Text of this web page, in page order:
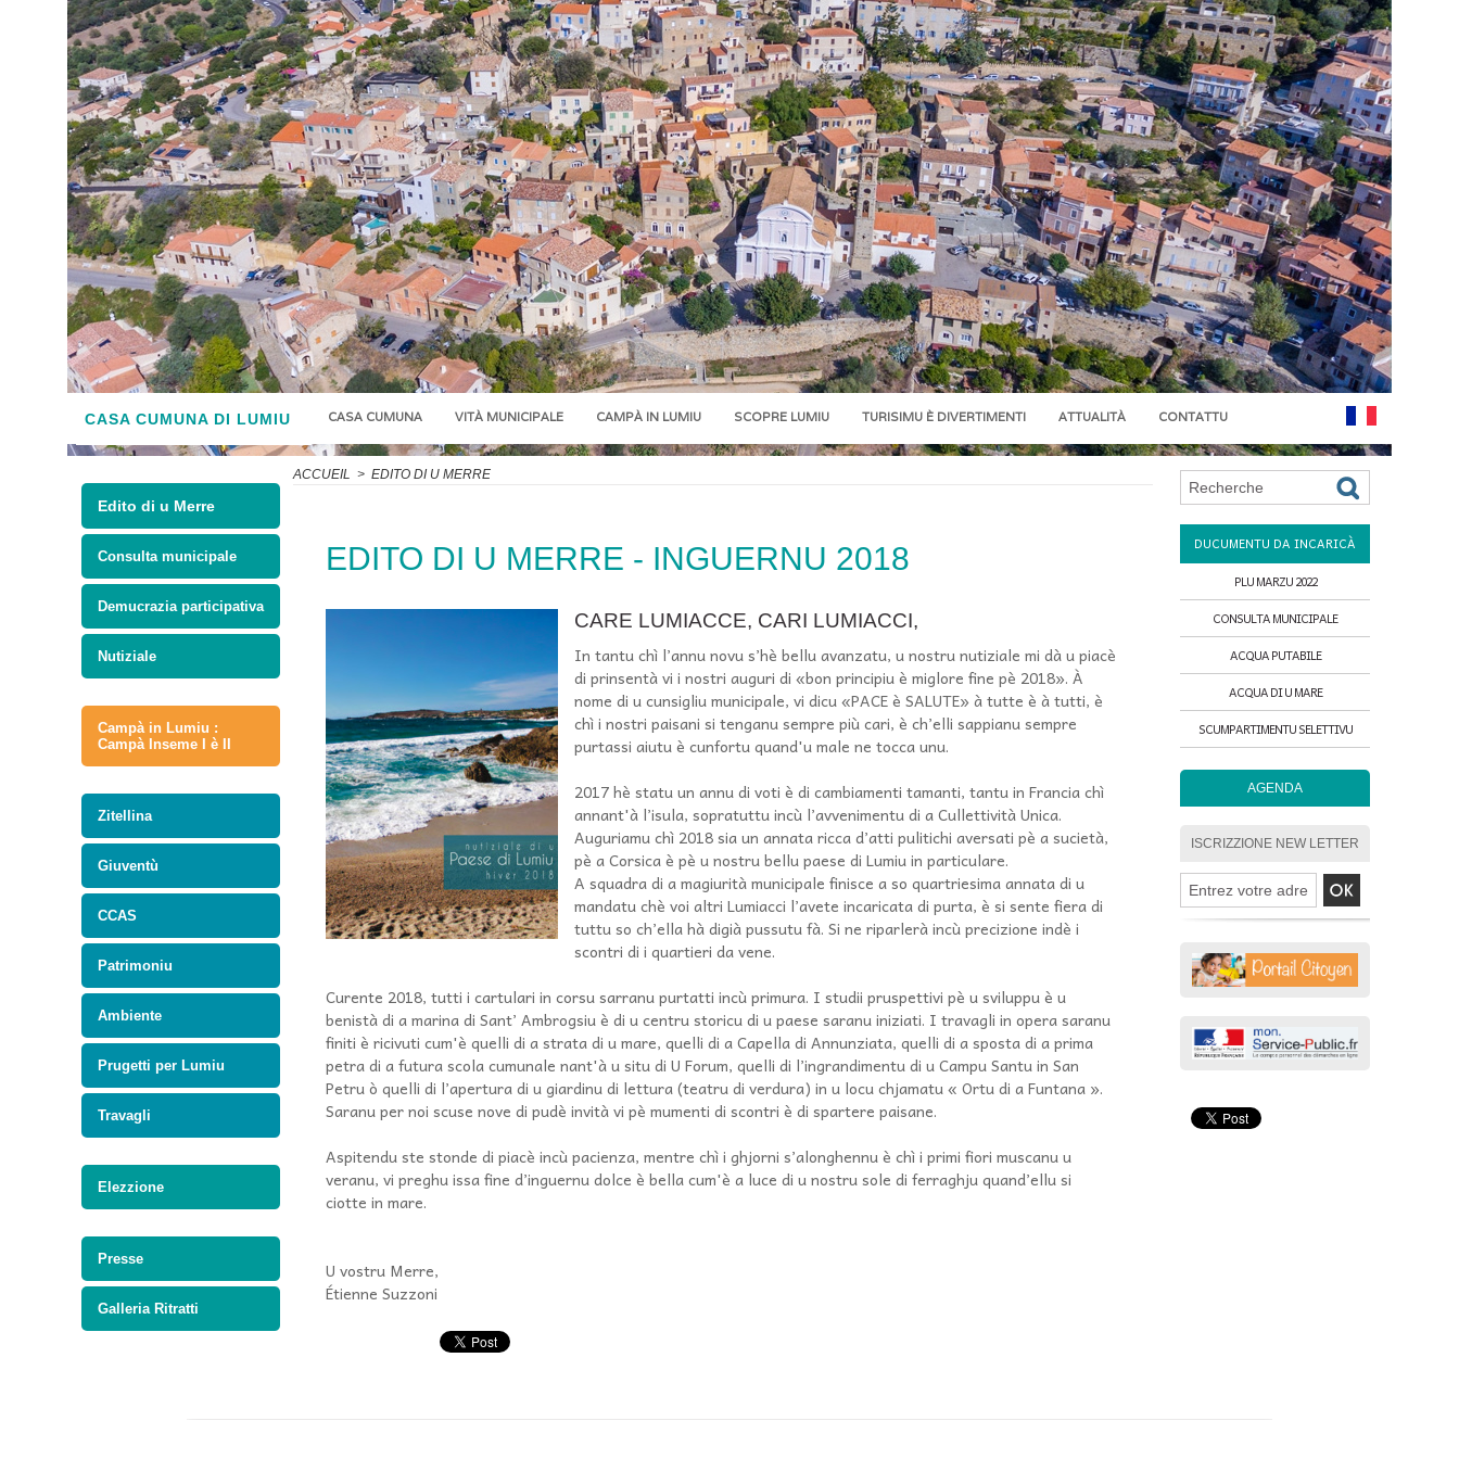
CASA CUMUNA DI LUMIU CASA CUMUNA VITÀ MUNICIPALE CAMPÀ IN LUMIU SCOPRE LUMIU TURISIMU È DIVERTIMENTI ATTUALITÀ CONTATTU
Edito di u Merre
Consulta municipale
Demucrazia participativa
Nutiziale
Campà in Lumiu :
Campà Inseme I è II
Zitellina
Giuventù
CCAS
Patrimoniu
Ambiente
Prugetti per Lumiu
Travagli
Elezzione
Presse
Galleria Ritratti
ACCUEIL > EDITO DI U MERRE
EDITO DI U MERRE - INGUERNU 2018
CARE LUMIACCE, CARI LUMIACCI,
In tantu chì l’annu novu s’hè bellu avanzatu, u nostru nutiziale mi dà u piacè
di prinsentà vi i nostri auguri di «bon principiu è miglore fine pè 2018». À
nome di u cunsigliu municipale, vi dicu «PACE è SALUTE» à tutte è à tutti, è
chì i nostri paisani si tenganu sempre più cari, è ch’elli sappianu sempre
purtassi aiutu è cunfortu quand'u male ne tocca unu.
2017 hè statu un annu di voti è di cambiamenti tamanti, tantu in Francia chì
annant'à l’isula, sopratuttu incù l’avvenimentu di a Cullettività Unica.
Auguriamu chì 2018 sia un annata ricca d’atti pulitichi aversati pè a sucietà,
pè a Corsica è pè u nostru bellu paese di Lumiu in particulare.
A squadra di a magiurità municipale finisce a so quartriesima annata di u
mandatu chè voi altri Lumiacci l’avete incaricata di purta, è si sente fiera di
tuttu so ch’ella hà digià pussutu fà. Si ne riparlerà incù precizione indè i
scontri di i quartieri da vene.
Curente 2018, tutti i cartulari in corsu sarranu purtatti incù primura. I studii pruspettivi pè u sviluppu è u
benistà di a marina di Sant’ Ambrogsiu è di u centru storicu di u paese saranu iniziati. I travagli in opera saranu
finiti è ricivuti cum'è quelli di a strata di u mare, quelli di a Capella di Annunziata, quelli di a sposta di a prima
petra di a futura scola cumunale nant'à u situ di U Forum, quelli di l’ingrandimentu di u Campu Santu in San
Petru ò quelli di l’apertura di u giardinu di lettura (teatru di verdura) in u locu chjamatu « Ortu di a Funtana ».
Saranu per noi scuse nove di pudè invità vi pè mumenti di scontri è di spartere paisane.
Aspitendu ste stonde di piacè incù pacienza, mentre chì i ghjorni s’alonghennu è chì i primi fiori muscanu u
veranu, vi preghu issa fine d’inguernu dolce è bella cum'è a luce di u nostru sole di ferraghju quand’ellu si
ciotte in mare.
U vostru Merre,
Étienne Suzzoni
DUCUMENTU DA INCARICÀ
PLU MARZU 2022
CONSULTA MUNICIPALE
ACQUA PUTABILE
ACQUA DI U MARE
SCUMPARTIMENTU SELETTIVU
AGENDA
ISCRIZZIONE NEW LETTER